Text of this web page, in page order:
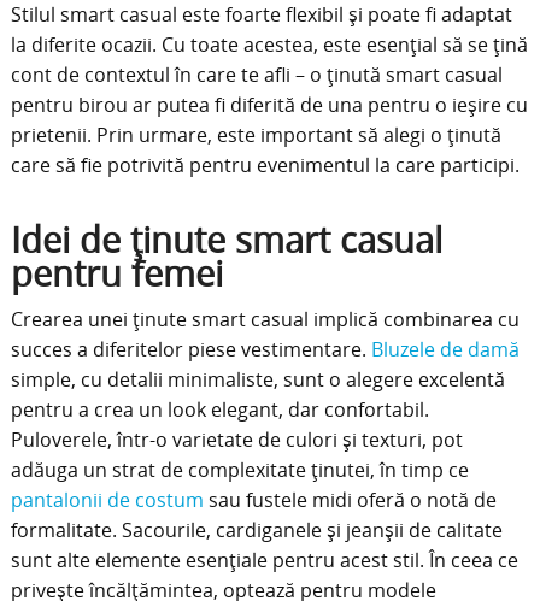
Stilul smart casual este foarte flexibil și poate fi adaptat
la diferite ocazii. Cu toate acestea, este esențial să se țină
cont de contextul în care te afli – o ținută smart casual
pentru birou ar putea fi diferită de una pentru o ieșire cu
prietenii. Prin urmare, este important să alegi o ținută
care să fie potrivită pentru evenimentul la care participi.
Idei de ținute smart casual
pentru femei
Crearea unei ținute smart casual implică combinarea cu
succes a diferitelor piese vestimentare. Bluzele de damă
simple, cu detalii minimaliste, sunt o alegere excelentă
pentru a crea un look elegant, dar confortabil.
Puloverele, într-o varietate de culori și texturi, pot
adăuga un strat de complexitate ținutei, în timp ce
pantalonii de costum sau fustele midi oferă o notă de
formalitate. Sacourile, cardiganele și jeanșii de calitate
sunt alte elemente esențiale pentru acest stil. În ceea ce
privește încălțămintea, optează pentru modele